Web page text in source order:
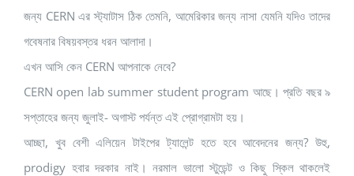
জন্য CERN এর স্ট্যাটাস ঠিক তেমনি, আমেরিকার জন্য নাসা যেমনি যদিও তাদের
গবেষনার বিষয়বস্তর ধরন আলাদা।
এখন আসি কেন CERN আপনাকে নেবে?
CERN open lab summer student program আছে। প্রতি বছর ৯
সপ্তাহের জন্য জুলাই- অগাস্ট পর্যন্ত এই প্রোগ্রামটা হয়।
আচ্ছা, খুব বেশী এলিয়েন টাইপের ট্যালেন্ট হতে হবে আবেদনের জন্য? উহু,
prodigy হবার দরকার নাই। নরমাল ভালো স্টুডেন্ট ও কিছু স্কিল থাকলেই